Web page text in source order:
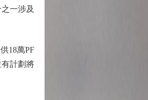
一涉及
18萬PF
計劃將